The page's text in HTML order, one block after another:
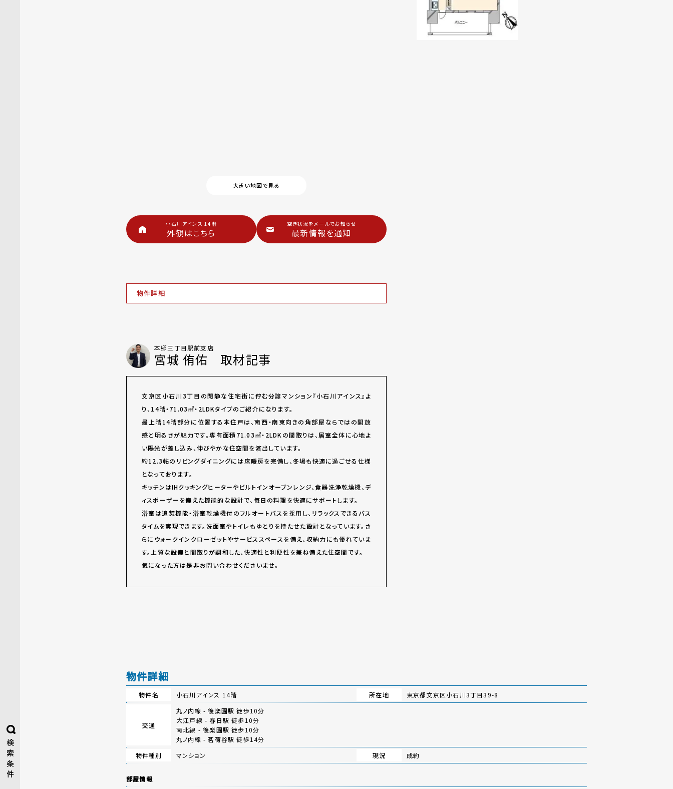
検
索
条
件
大きい地図で見る
小石川アインス 14階
外観はこちら
空き状況をメールでお知らせ
最新情報を通知
物件詳細
本郷三丁目駅前支店
宮城 侑佑 取材記事
文京区小石川3丁目の閑静な住宅街に佇む分譲マンション『小石川アインス』よ
り、14階・71.03㎡・2LDKタイプのご紹介になります。
最上階14階部分に位置する本住戸は、南西・南東向きの角部屋ならではの開放
感と明るさが魅力です。専有面積71.03㎡・2LDKの間取りは、居室全体に心地よ
い陽光が差し込み、伸びやかな住空間を演出しています。
約12.3帖のリビングダイニングには床暖房を完備し、冬場も快適に過ごせる仕様
となっております。
キッチンはIHクッキングヒーターやビルトインオーブンレンジ、食器洗浄乾燥機、デ
ィスポーザーを備えた機能的な設計で、毎日の料理を快適にサポートします。
浴室は追焚機能・浴室乾燥機付のフルオートバスを採用し、リラックスできるバス
タイムを実現できます。洗面室やトイレもゆとりを持たせた設計となっています。さ
らにウォークインクローゼットやサービススペースを備え、収納力にも優れていま
す。上質な設備と間取りが調和した、快適性と利便性を兼ね備えた住空間です。
気になった方は是非お問い合わせくださいませ。
物件詳細
物件名 小石川アインス 14階 所在地 東京都文京区小石川3丁目39-8
交通
丸ノ内線 -後楽園駅 徒歩10分
大江戸線 - 春日駅 徒歩10分
南北線 -後楽園駅 徒歩10分
丸ノ内線 -茗荷谷駅 徒歩14分
物件種別
マンション 現況 成約
部屋情報